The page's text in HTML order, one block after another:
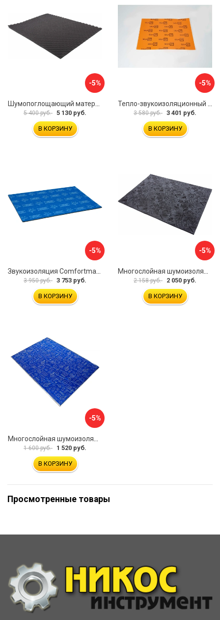
-5%
Шумопоглощающий материал Dreamcar Wave 15 WD-15M-S075100P1046
5 400 руб. 5 130 руб.
В КОРЗИНУ
-5%
Тепло-звукоизоляционный материал Шумофф П4В БП000000433
3 580 руб. 3 401 руб.
В КОРЗИНУ
-5%
3 950 руб. 3 753 руб.
В КОРЗИНУ
-5%
2 158 руб. 2 050 руб.
В КОРЗИНУ
-5%
1 600 руб. 1 520 руб.
В КОРЗИНУ
Просмотренные товары